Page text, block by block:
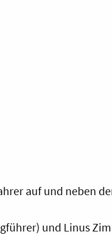
auf und neben
und Linus